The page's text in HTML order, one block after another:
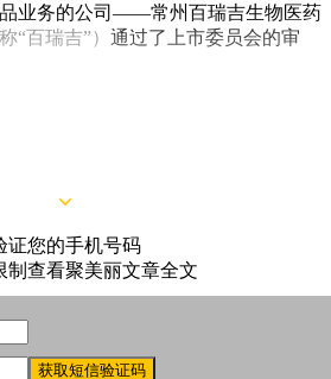
业务的公司——常州百瑞吉生物医药
“百瑞吉”） 通过了上市委员会的审
证您的手机号码
制查看聚美丽文章全文
获取短信验证码